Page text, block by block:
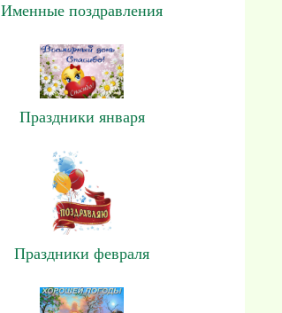
Именные поздравления
Праздники января
Праздники февраля